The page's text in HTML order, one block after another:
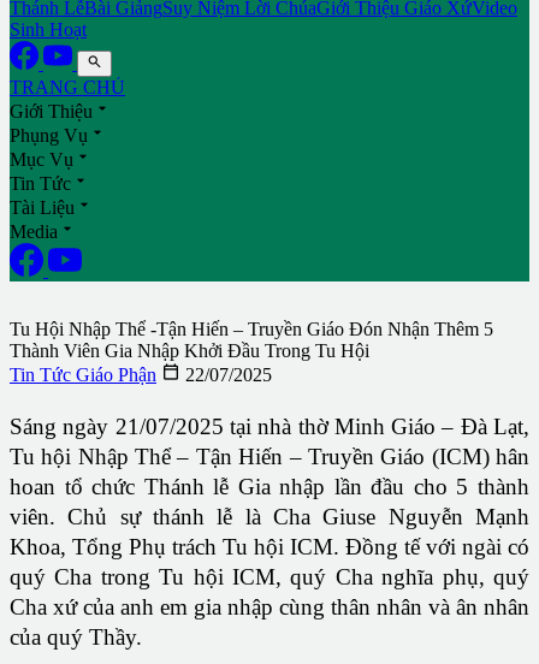
Thánh LễBài GiảngSuy Niệm Lời ChúaGiới Thiệu Giáo XứVideo
Sinh Hoạt

TRANG CHỦ
Giới Thiệu 
Phụng Vụ 
Mục Vụ 
Tin Tức 
Tài Liệu 
Media 
Tu Hội Nhập Thể -Tận Hiến – Truyền Giáo Đón Nhận Thêm 5
Thành Viên Gia Nhập Khởi Đầu Trong Tu Hội
Tin Tức Giáo Phận  22/07/2025
Sáng ngày 21/07/2025 tại nhà thờ Minh Giáo – Đà Lạt,
Tu hội Nhập Thể – Tận Hiến – Truyền Giáo (ICM) hân
hoan tổ chức Thánh lễ Gia nhập lần đầu cho 5 thành
viên. Chủ sự thánh lễ là Cha Giuse Nguyễn Mạnh
Khoa, Tổng Phụ trách Tu hội ICM. Đồng tế với ngài có
quý Cha trong Tu hội ICM, quý Cha nghĩa phụ, quý
Cha xứ của anh em gia nhập cùng thân nhân và ân nhân
của quý Thầy.